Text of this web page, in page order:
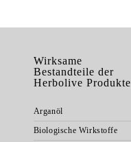
Wirksame
Bestandteile der
Herbolive Produkte
Arganöl
Biologische Wirkstoffe